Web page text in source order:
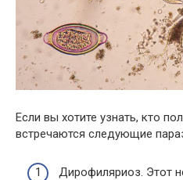
Если вы хотите узнать, кто
встречаются следующие
Дирофиляриоз. Этот